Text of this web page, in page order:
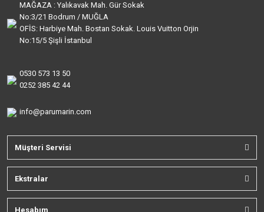
MAĞAZA : Yalıkavak Mah. Gür Sokak
No:3/21 Bodrum / MUĞLA
OFİS: Harbiye Mah. Bostan Sokak. Louis Vuitton Orjin
No:15/5 Şişli İstanbul
0530 573 13 50
0252 385 42 44
info@parumarin.com
Müşteri Servisi
Ekstralar
Hesabım